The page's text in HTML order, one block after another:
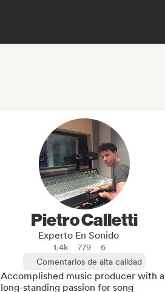
Pietro Calletti
Experto En Sonido
1.4k 779
6
Comentarios de alta calidad
Accomplished music producer with a
long-standing passion for song